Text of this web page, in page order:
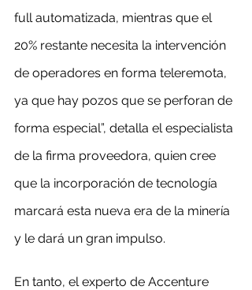
full automatizada, mientras que el
20% restante necesita la intervención
de operadores en forma teleremota,
ya que hay pozos que se perforan de
forma especial”, detalla el especialista
de la firma proveedora, quien cree
que la incorporación de tecnología
marcará esta nueva era de la minería
y le dará un gran impulso.
En tanto, el experto de Accenture